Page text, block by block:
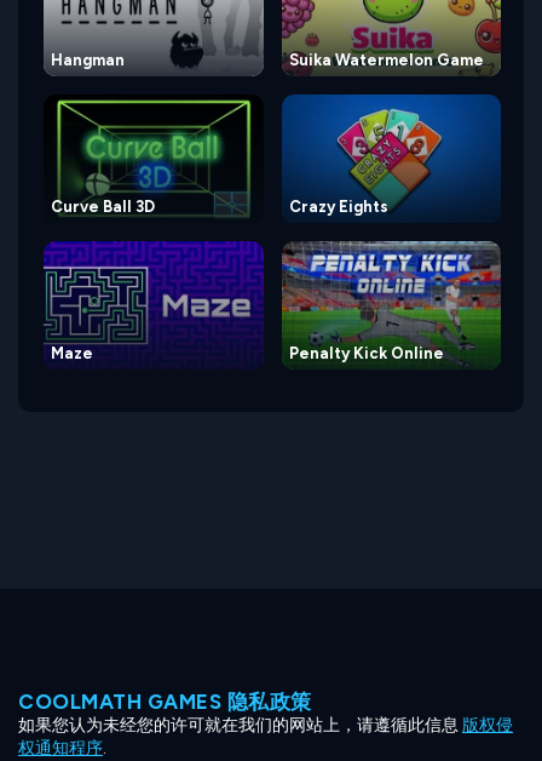
Hangman Suika Watermelon Game
Curve Ball 3D Crazy Eights
Maze Penalty Kick Online
COOLMATH GAMES 隐私政策
如果您认为未经您的许可就在我们的网站上，请遵循此信息版权侵
权通知程序.